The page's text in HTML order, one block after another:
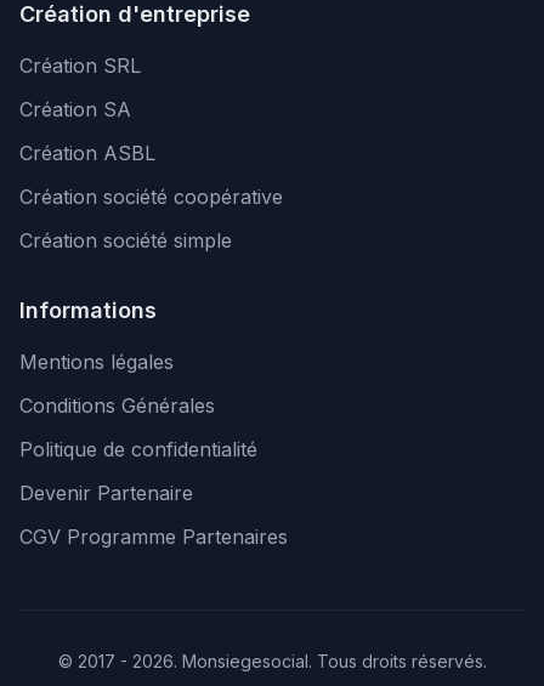
Création d'entreprise
Création SRL
Création SA
Création ASBL
Création société coopérative
Création société simple
Informations
Mentions légales
Conditions Générales
Politique de confidentialité
Devenir Partenaire
CGV Programme Partenaires
© 2017 - 2026. Monsiegesocial. Tous droits réservés.